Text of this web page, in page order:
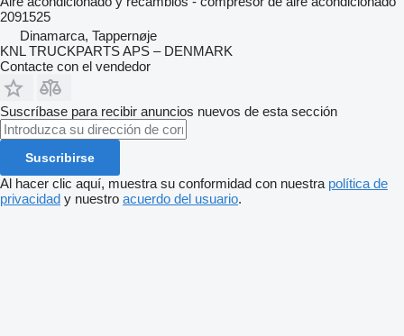
2091525
Dinamarca, Tappernøje
KNL TRUCKPARTS APS – DENMARK
Contacte con el vendedor
Suscríbase para recibir anuncios nuevos de esta sección
Suscribirse
Al hacer clic aquí, muestra su conformidad con nuestra política de
privacidad y nuestro acuerdo del usuario.